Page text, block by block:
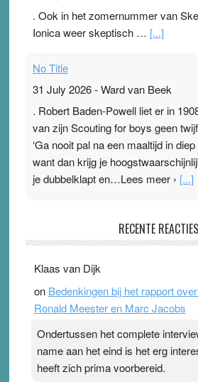
. Ook in het zomernummer van
Ionica weer skeptisch … [...]
No Title
31 July 2026-Ward van Beek
. Robert Baden-Powell liet er in
van zijn Scouting for boys geen
‘Ga nooit pal na een maaltijd in
want dan krijg je
je dubbelklapt en…Lees meer › [...]
Ward van Beek
topsporters. Ze hopen ermee hun
terwijl ze meer zuurstof opnemen.
pleister geen effect. Maar het gevoel
Pleisterplakkers in de topspsort ›
RECENTE REACTIES
Klaas van Dijk
on Bedenkingen bij het rapport
Ronald Meester en Marc Jacobs
Ondertussen het complete
name aan het eind is het erg
heeft zich prima voorbereid.